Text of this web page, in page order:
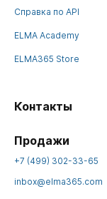
Справка по API
ELMA Academy
ELMA365 Store
Контакты
Продажи
+7 (499) 302-33-65
inbox@elma365.com